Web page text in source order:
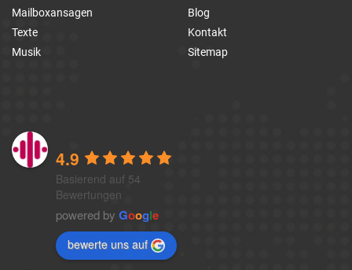
Mailboxansagen
Texte
Musik
4.9
Basierend auf 54
Bewertungen
powered by Google
bewerte uns auf
Blog
Kontakt
Sitemap